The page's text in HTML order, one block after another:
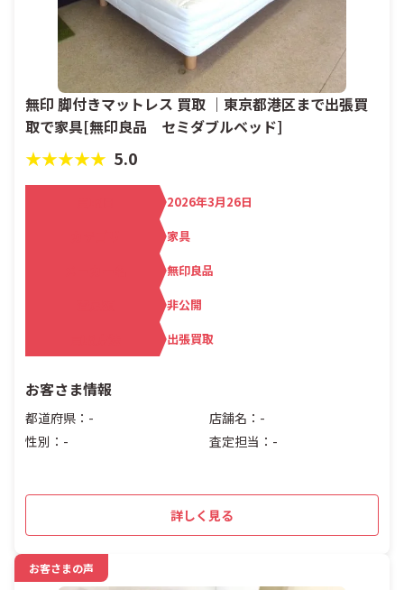
無印 脚付きマットレス 買取 ｜東京都港区まで出張買
取で家具[無印良品 セミダブルベッド]
★★★★★ 5.0
2026年3月26日
家具
無印良品
非公開
出張買取
お客さま情報
都道府県：-
店舗名：-
性別：-
査定担当：-
詳しく見る
お客さまの声